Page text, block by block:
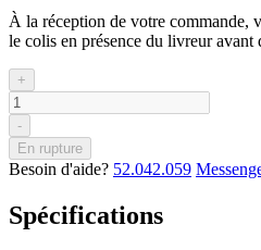
À la réception de votre commande,
le colis en présence du livreur avant
+
-
En rupture
Besoin d'aide? 52.042.059
Spécifications